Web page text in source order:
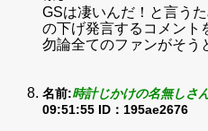
GSは凄いんだ！と言う
の下げ発言するコメント
勿論全てのファンがそう
名前:時計じかけの名無しさ
09:51:55 ID：195ae2676